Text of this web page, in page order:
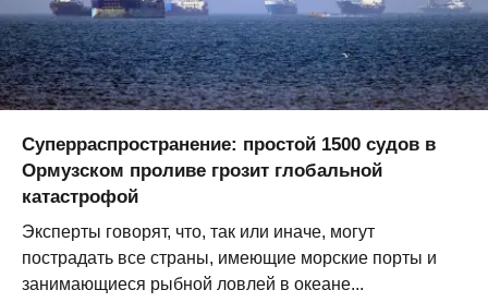
Суперраспространение: простой 1500 судов в
Ормузском проливе грозит глобальной
катастрофой
Эксперты говорят, что, так или иначе, могут
пострадать все страны, имеющие морские порты и
занимающиеся рыбной ловлей в океане...